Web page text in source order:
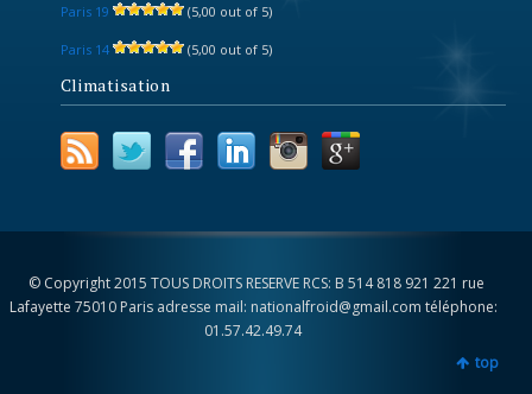
Paris 19 (5,00 out of 5)
Paris 14 (5,00 out of 5)
Climatisation
© Copyright 2015 TOUS DROITS RESERVE RCS: B 514 818 921 221 rue
Lafayette 75010 Paris adresse mail: nationalfroid@gmail.com téléphone:
01.57.42.49.74
top